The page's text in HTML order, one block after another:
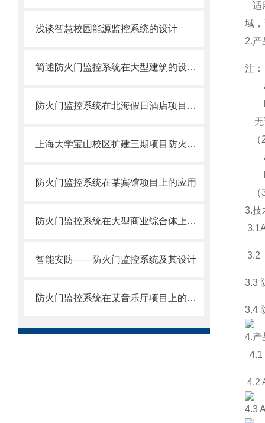
浅谈智慧校园能源监控系统的设计
简述防火门监控系统在大型建筑的设计和安装
防火门监控系统在北海假日酒店项目的应用
上海大学宝山校区扩建三期项目防火门监控系统的设计与应用
防火门监控系统在某宾馆项目上的应用
防火门监控系统在大型商业综合体上的应用
智能安防——防火门监控系统及其设计
防火门监控系统在某音乐厅项目上的应用
适
域
2.产
注
a
无
（
a:
（
3.技
3.2
3.3
3.4
4.产
4.1
4.2
4.3